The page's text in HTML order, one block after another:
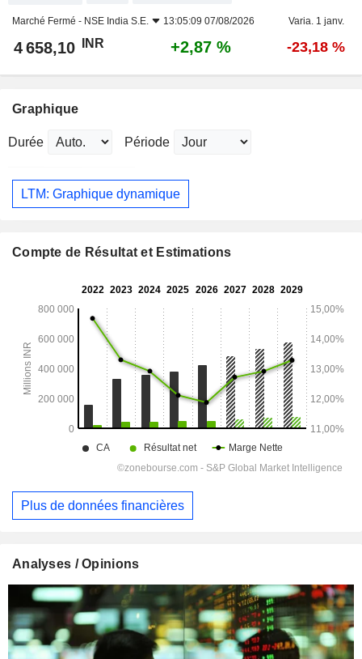
Marché Fermé - NSE India S.E. 13:05:09 07/08/2026 Varia. 1 janv.
4 658,10 INR +2,87 % -23,18 %
Graphique
Durée Période
LTM: Graphique dynamique
Compte de Résultat et Estimations
Plus de données financières
Analyses / Opinions